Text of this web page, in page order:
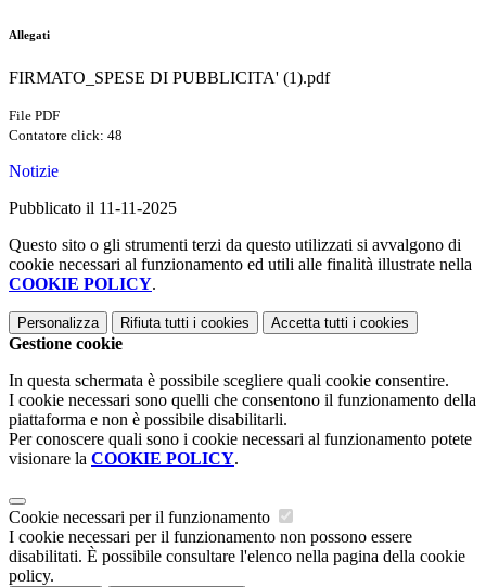
Allegati
FIRMATO_SPESE DI PUBBLICITA' (1).pdf
File PDF
Contatore click: 48
Notizie
Pubblicato il 11-11-2025
Questo sito o gli strumenti terzi da questo utilizzati si avvalgono di
cookie necessari al funzionamento ed utili alle finalità illustrate nella
COOKIE POLICY.
Personalizza Rifiuta tutti i cookies Accetta tutti i cookies
Gestione cookie
In questa schermata è possibile scegliere quali cookie consentire.
I cookie necessari sono quelli che consentono il funzionamento della
piattaforma e non è possibile disabilitarli.
Per conoscere quali sono i cookie necessari al funzionamento potete
visionare la COOKIE POLICY.
Cookie necessari per il funzionamento
I cookie necessari per il funzionamento non possono essere
disabilitati. È possibile consultare l'elenco nella pagina della cookie
policy.